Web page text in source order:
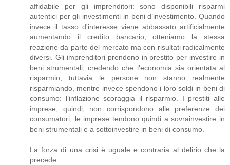
affidabile per gli imprenditori: sono disponibili risparmi
autentici per gli investimenti in beni d’investimento. Quando
invece il tasso d'interesse viene abbassato artificialmente
aumentando il credito bancario, otteniamo la stessa
reazione da parte del mercato ma con risultati radicalmente
diversi. Gli imprenditori prendono in prestito per investire in
beni strumentali, credendo che l’economia sia orientata al
risparmio; tuttavia le persone non stanno realmente
risparmiando, mentre invece spendono i loro soldi in beni di
consumo: l’inflazione scoraggia il risparmio. I prestiti alle
imprese, quindi, non corrispondono alle preferenze dei
consumatori; le imprese tendono quindi a sovrainvestire in
beni strumentali e a sottoinvestire in beni di consumo.
La forza di una crisi è uguale e contraria al delirio che la
precede.